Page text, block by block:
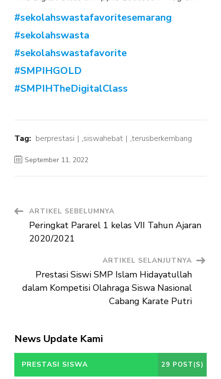
#sekolahswastafavoritesemarang
#sekolahswasta
#sekolahswastafavorite
#SMPIHGOLD
#SMPIHTheDigitalClass
Tag: berprestasi ,siswahebat ,terusberkembang
September 11, 2022
Navigasi
Artikel
ARTIKEL SEBELUMNYA
Peringkat Pararel 1 kelas VII Tahun Ajaran
2020/2021
ARTIKEL SELANJUTNYA
Prestasi Siswi SMP Islam Hidayatullah
dalam Kompetisi Olahraga Siswa Nasional
Cabang Karate Putri
News Update Kami
PRESTASI SISWA 29 POST(S)